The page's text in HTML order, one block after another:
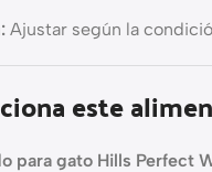
Ajustar según la
este
para gato Hills Perfect